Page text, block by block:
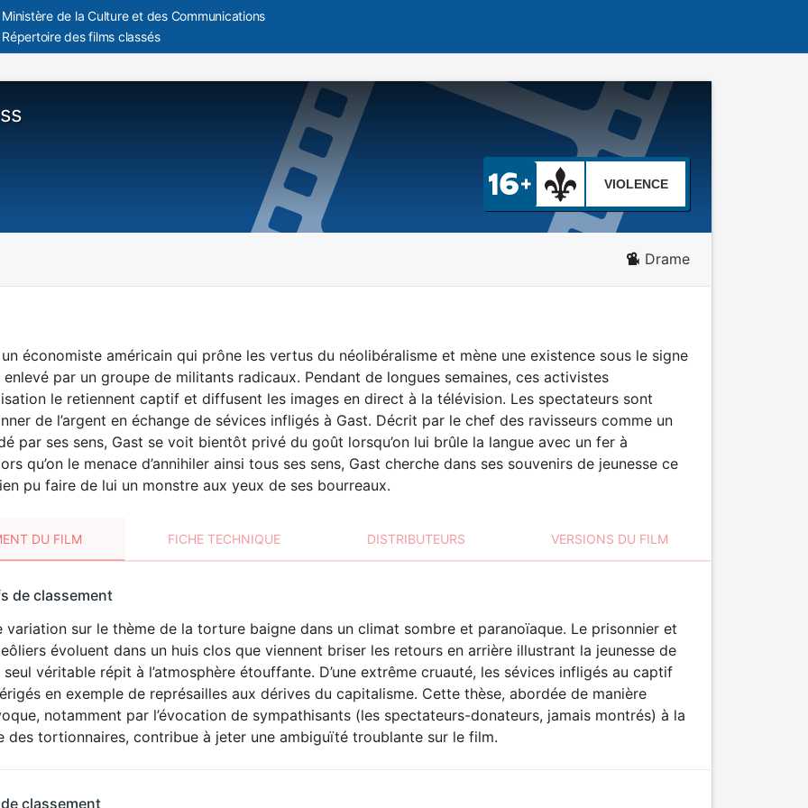
Ministère de la Culture et des Communications
Répertoire des films classés
VIOLENCE
Drame
économiste américain qui prône les vertus du néolibéralisme et mène une existence sous le signe
par un groupe de militants radicaux. Pendant de longues semaines, ces activistes
le retiennent captif et diffusent les images en direct à la télévision. Les spectateurs sont
de l’argent en échange de sévices infligés à Gast. Décrit par le chef des ravisseurs comme un
par ses sens, Gast se voit bientôt privé du goût lorsqu’on lui brûle la langue avec un fer à
qu’on le menace d’annihiler ainsi tous ses sens, Gast cherche dans ses souvenirs de jeunesse ce
pu faire de lui un monstre aux yeux de ses bourreaux.
DU FILM FICHE TECHNIQUE DISTRIBUTEURS VERSIONS DU FILM
VIOLENCE
de classement
variation sur le thème de la torture baigne dans un climat sombre et paranoïaque. Le prisonnier et
évoluent dans un huis clos que viennent briser les retours en arrière illustrant la jeunesse de
seul véritable répit à l’atmosphère étouffante. D’une extrême cruauté, les sévices infligés au captif
en exemple de représailles aux dérives du capitalisme. Cette thèse, abordée de manière
notamment par l’évocation de sympathisants (les spectateurs-donateurs, jamais montrés) à la
des tortionnaires, contribue à jeter une ambiguïté troublante sur le film.
classement